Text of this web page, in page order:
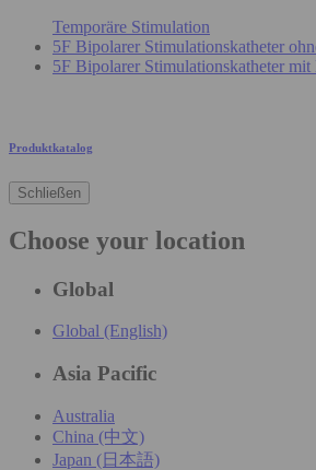
Temporäre Stimulation
5F Bipolarer Stimulationskatheter
5F Bipolarer Stimulationskatheter mit
Produktkatalog
Schließen
Choose your location
Global
Global (English)
Asia Pacific
Australia
China (中文)
Japan (日本語)